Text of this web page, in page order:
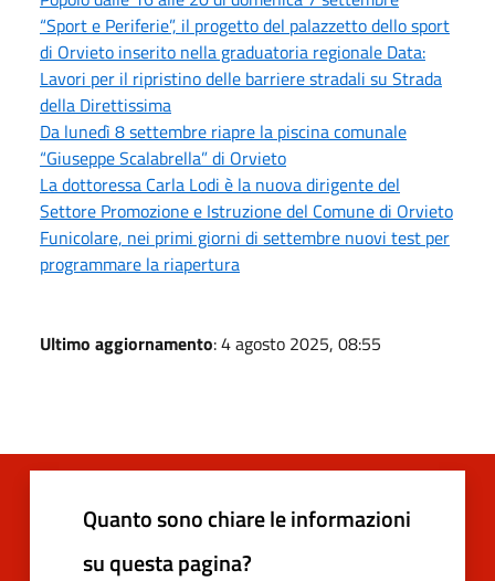
“Sport e Periferie”, il progetto del palazzetto dello sport
di Orvieto inserito nella graduatoria regionale Data:
Lavori per il ripristino delle barriere stradali su Strada
della Direttissima
Da lunedì 8 settembre riapre la piscina comunale
“Giuseppe Scalabrella” di Orvieto
La dottoressa Carla Lodi è la nuova dirigente del
Settore Promozione e Istruzione del Comune di Orvieto
Funicolare, nei primi giorni di settembre nuovi test per
programmare la riapertura
Ultimo aggiornamento: 4 agosto 2025, 08:55
Quanto sono chiare le informazioni
su questa pagina?